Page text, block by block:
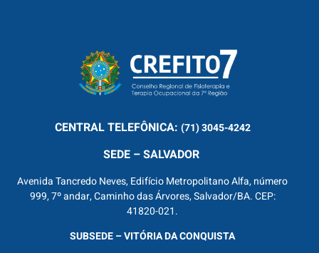
CENTRALTELEFÔNICA: (71) 3045-4242
SEDE – SALVADOR
Avenida Tancredo Neves, Edifício Metropolitano Alfa, número
999, 7º andar, Caminho das Árvores, Salvador/BA. CEP:
41820-021.
SUBSEDE – VITÓRIA DA CONQUISTA